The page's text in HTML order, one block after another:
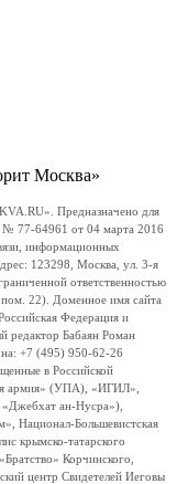
Москва»
Предназначено для
№ 77-64961 от 04 марта 2016
информационных
123298, Москва, ул. 3-я
ответственностью
22). Доменное имя сайта
Федерация и
редактор Бабаян Роман
+7 (495) 950-62-26
в Российской
армия» (УПА), «ИГИЛ»,
ан-Нусра»),
Национал-Большевистская
крымско-татарского
Корчинского,
центр Свидетелей Иеговы